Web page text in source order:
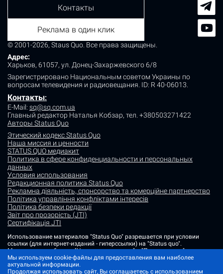
© 2001-2026, Staus Quo. Все права защищены.
Адрес:
Харьков, 61057, ул. Донец-Захаржевского 6/8
Зарегистрировано Национальным советом Украины по
вопросам телевидения и радиовещания. ID: R 40-06013.
Контакты:
E-Mail: sq@sq.com.ua
Главный редактор Наталья Кобзар, тел. +380503271422
Авторы Status Quo
Этический кодекс Status Quo
Наша миссия и ценности
STATUS QUO медиакит
Политика в сфере конфиденциальности и персональных
данных
Условия использования
Редакционная политика Status Quo
Рекламна діяльність, спонсорство та комерційне партнерство
Політика управління конфліктами інтересів
Політика безпеки редакції
Звіт про прозорість (JTI)
Сертифікація JTI
Контакты
Реклама в один клик
Использование материалов "Status Quo" разрешается при условии
ссылки (для интернет-изданий - гиперссылки) на "Status quo".
Материалы в рубриках "Новости партнеров" и "Пресс-релизы"
размещаются на правах рекламы или в рамках некоммерческого
партнерства.
Мы используем cookie-файлы для предоставления вам наиболее
актуальной информации.
Продолжая использовать сайт, Вы соглашаетесь с использованием